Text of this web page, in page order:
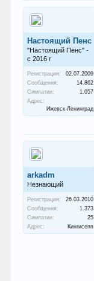
Настоящий Пенс
"Настоящий Пенс" -
с 2016 г
Регистрация:
02.07.2009
Сообщения:
14.862
Симпатии:
1.057
Адрес:
Ижевск-Ленинград
arkadm
Незнающий
Регистрация:
26.03.2010
Сообщения:
1.373
Симпатии:
25
Адрес:
Кингисепп